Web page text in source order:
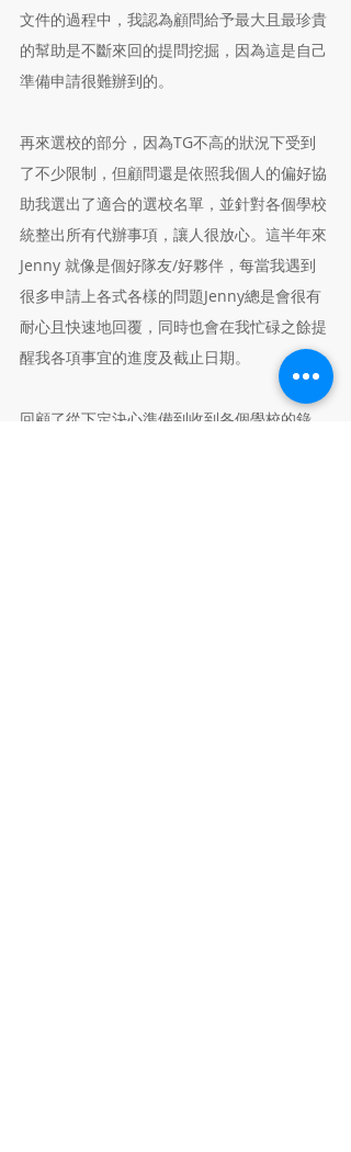
文件的過程中，我認為顧問給予最大且最珍貴
的幫助是不斷來回的提問挖掘，因為這是自己
準備申請很難辦到的。
再來選校的部分，因為TG不高的狀況下受到
了不少限制，但顧問還是依照我個人的偏好協
助我選出了適合的選校名單，並針對各個學校
統整出所有代辦事項，讓人很放心。這半年來
Jenny 就像是個好隊友/好夥伴，每當我遇到
很多申請上各式各樣的問題Jenny總是會很有
耐心且快速地回覆，同時也會在我忙碌之餘提
醒我各項事宜的進度及截止日期。
回顧了從下定決心準備到收到各個學校的錄